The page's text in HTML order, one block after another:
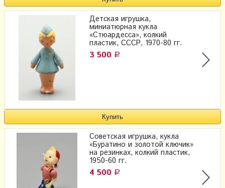
Детская игрушка,
миниатюрная кукла
«Стюардесса», колкий
пластик, СССР, 1970-80 гг.
3 500 Р
Советская игрушка, кукла
«Буратино и золотой ключик»
на резинках, колкий пластик,
1950-60 гг.
4 500 Р